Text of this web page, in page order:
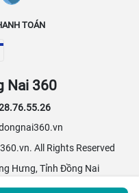
TOÁN
Nai 360
All Rights Reserved
Hưng, Tỉnh Đồng Nai